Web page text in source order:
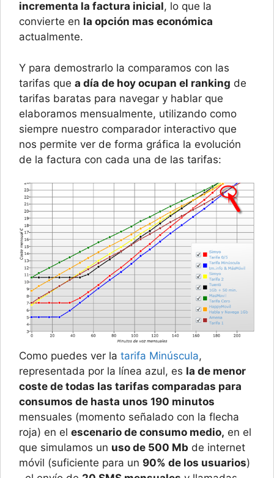
incrementa la factura inicial, lo que la
convierte en la opción mas económica
actualmente.
Y para demostrarlo la comparamos con las
tarifas que a día de hoy ocupan el ranking de
tarifas baratas para navegar y hablar que
elaboramos mensualmente, utilizando como
siempre nuestro comparador interactivo que
nos permite ver de forma gráfica la evolución
de la factura con cada una de las tarifas:
Como puedes ver la tarifa Minúscula,
representada por la línea azul, es la de menor
coste de todas las tarifas comparadas para
consumos de hasta unos 190 minutos
mensuales (momento señalado con la flecha
roja) en el escenario de consumo medio, en el
que simulamos un uso de 500 Mb de internet
móvil (suficiente para un 90% de los usuarios)